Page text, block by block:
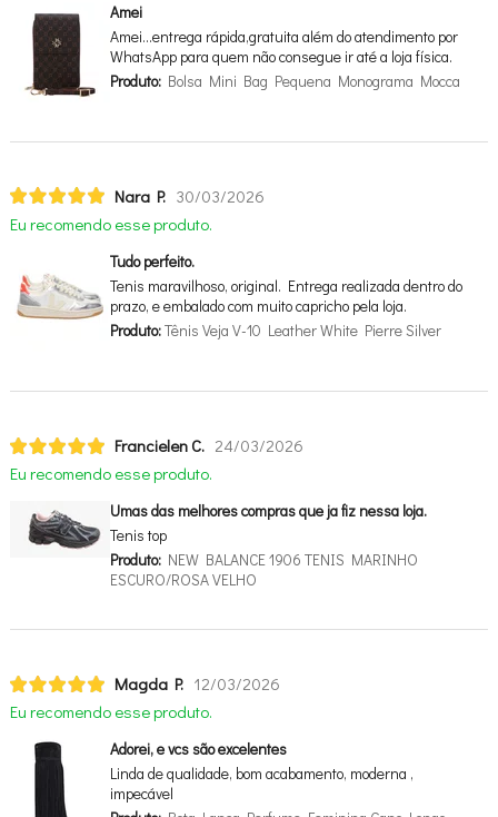
Amei
Amei…entrega rápida,gratuita além do atendimento por
WhatsApp para quem não consegue ir até a loja física.
Produto:Bolsa Mini Bag Pequena Monograma Mocca
Nara P. 30/03/2026
Eu recomendo esse produto.
Tudo perfeito.
Tenis maravilhoso, original. Entrega realizada dentro do
prazo, e embalado com muito capricho pela loja.
Produto:Tênis Veja V-10 Leather White Pierre Silver
Francielen C. 24/03/2026
Eu recomendo esse produto.
Umas das melhores compras que ja fiz nessa loja.
Tenis top
Produto:NEW BALANCE 1906 TENIS MARINHO
ESCURO/ROSA VELHO
Magda P. 12/03/2026
Eu recomendo esse produto.
Adorei, e vcs são excelentes
Linda de qualidade, bom acabamento, moderna ,
impecável